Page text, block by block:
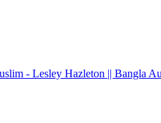
- Lesley Hazleton || Bangla